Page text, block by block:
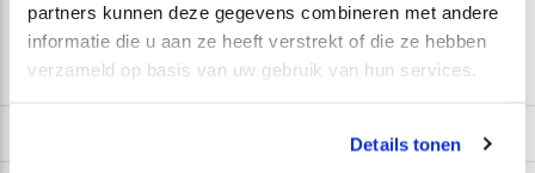
partners kunnen deze gegevens combineren met andere
informatie die u aan ze heeft verstrekt of die ze hebben
verzameld op basis van uw gebruik van hun services.
Details tonen
Abonneer